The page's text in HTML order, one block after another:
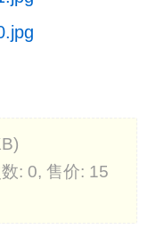
: 0, 售价: 15